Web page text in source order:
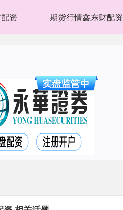
资 期货行情鑫东财配资